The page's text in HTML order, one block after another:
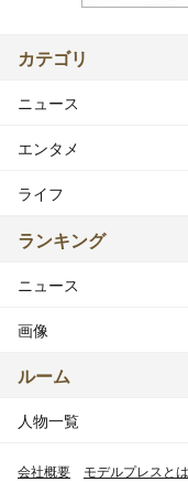
カテゴリ
ニュース
エンタメ
ライフ
ランキング
ニュース
画像
ルーム
人物一覧
会社概要 モデルプレスとは